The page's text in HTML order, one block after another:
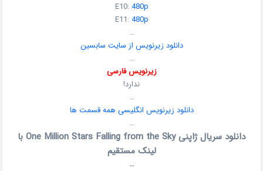
E10:480p
E11:480p
…
دانلود زیرنویس از سایت سابسین
…
زیرنویس فارسی
ندارد!
…
دانلود زیرنویس انگلیسی همه قسمت ها
…
دانلود سریال ژاپنی One Million Stars Falling from the Sky با
لینک مستقیم
…